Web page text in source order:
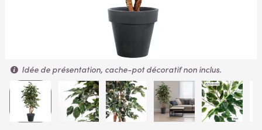
Idée de présentation, cache-pot décoratif non inclus.